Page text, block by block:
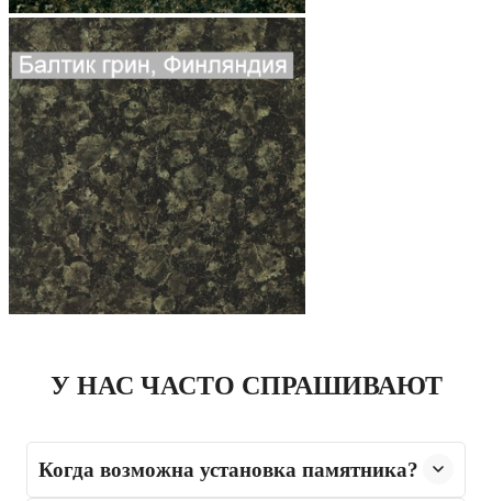
У НАС ЧАСТО СПРАШИВАЮТ
Когда возможна установка памятника?